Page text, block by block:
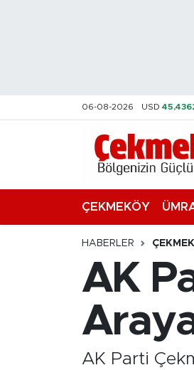
06-08-2026 USD
ÇEKMEKÖY
HABERLER
AK
AK Parti
Trafik Durumu
Süper Lig Puan Durumu
Son Dakika Haberleri
Haber Arşivi